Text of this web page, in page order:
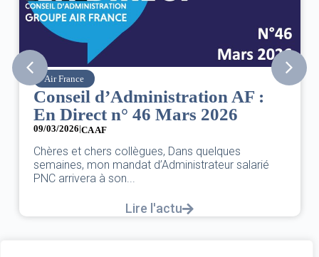
Air France
Conseil d’Administration AF :
En Direct n° 46 Mars 2026
09/03/2026|CA AF
Chères et chers collègues, Dans quelques
semaines, mon mandat d’Administrateur salarié
PNC arrivera à son...
Lire l'actu